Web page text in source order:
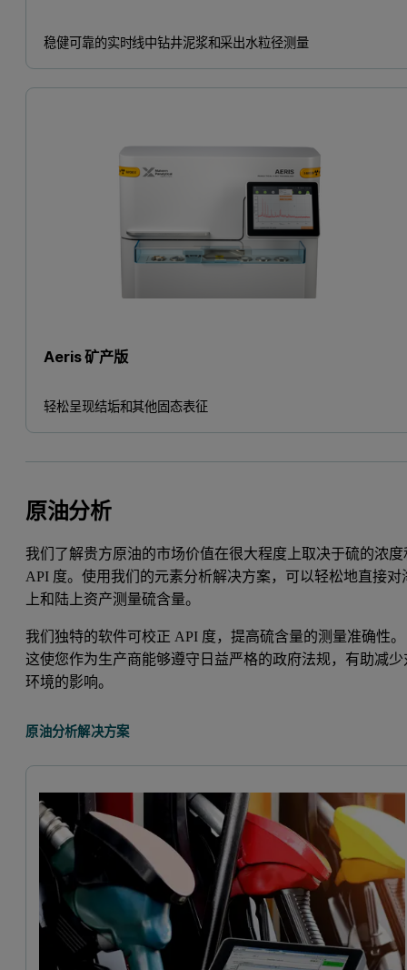
稳健可靠的实时线中钻井泥浆和采出水粒径测量
Aeris 矿产版
轻松呈现结垢和其他固态表征
原油分析
我们了解贵方原油的市场价值在很大程度上取决于硫的浓度
API 度。使用我们的元素分析解决方案，可以轻松地直接对
上和陆上资产测量硫含量。
我们独特的软件可校正 API 度，提高硫含量的测量准确性。
这使您作为生产商能够遵守日益严格的政府法规，有助减少
环境的影响。
原油分析解决方案